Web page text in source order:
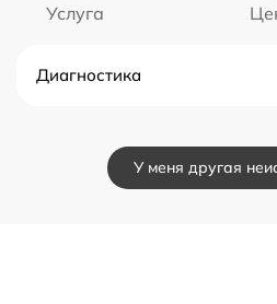
Услуга
Диагностика
У меня другая